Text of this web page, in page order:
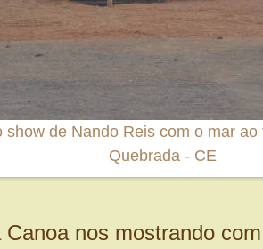
show de Nando Reis com o mar
Quebrada - CE
Canoa nos mostrando